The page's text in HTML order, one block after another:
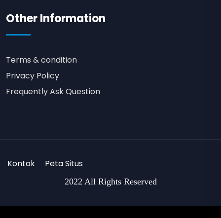
Other Information
Terms & condition
Privacy Policy
Frequently Ask Question
2022 All Rights Reserved
Kontak Peta Situs